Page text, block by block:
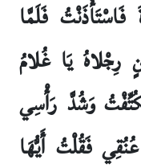
فَلَمَّا
رِجْلاهُ يَا غُلامُ
وَشُدَّ رَأْسِي
فَقُلْتُ أَيُّهَا